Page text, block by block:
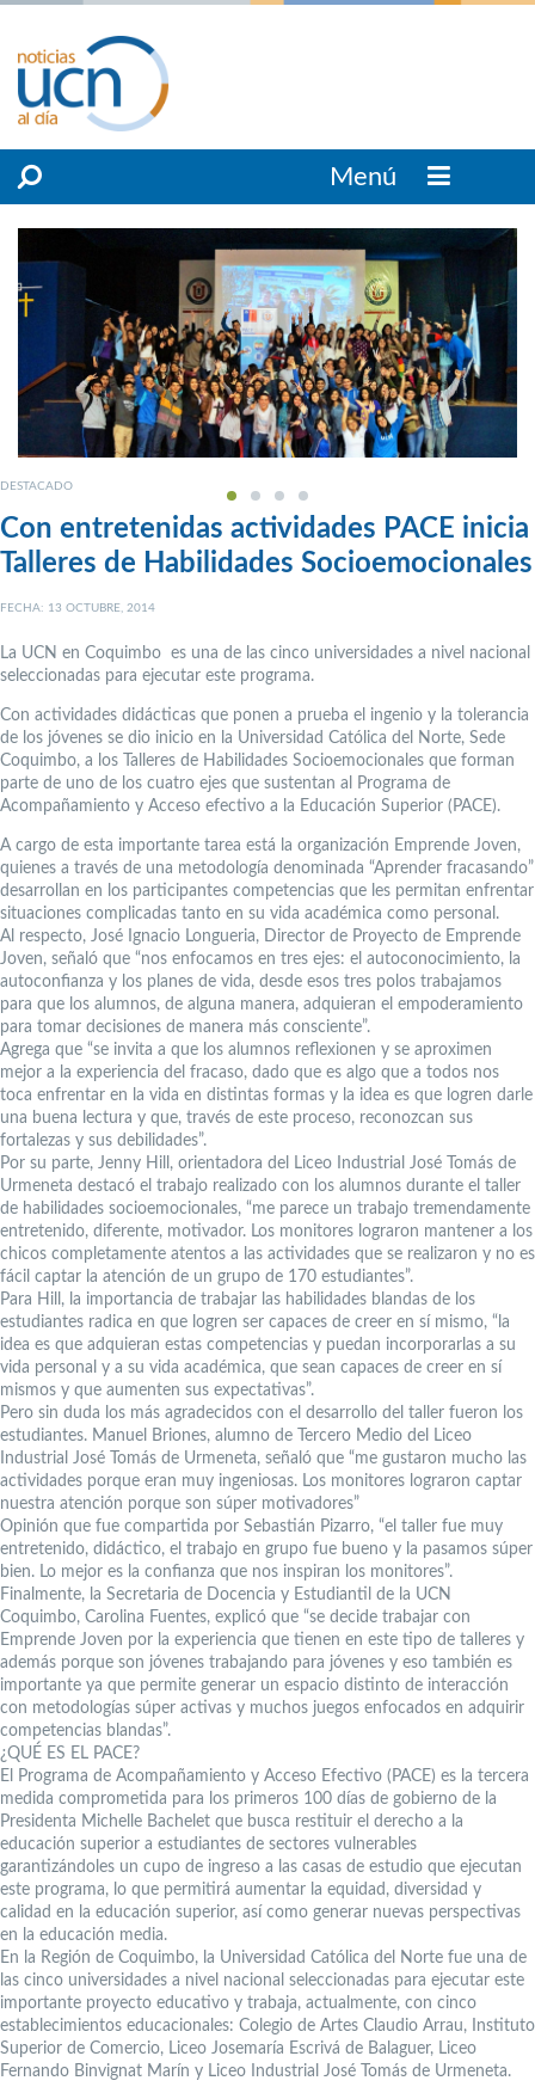
Menú
DESTACADO
Con entretenidas actividades PACE inicia
Talleres de Habilidades Socioemocionales
FECHA: 13 OCTUBRE, 2014
La UCN en Coquimbo es una de las cinco universidades a nivel nacional
seleccionadas para ejecutar este programa.
Con actividades didácticas que ponen a prueba el ingenio y la tolerancia
de los jóvenes se dio inicio en la Universidad Católica del Norte, Sede
Coquimbo, a los Talleres de Habilidades Socioemocionales que forman
parte de uno de los cuatro ejes que sustentan al Programa de
Acompañamiento y Acceso efectivo a la Educación Superior (PACE).
A cargo de esta importante tarea está la organización Emprende Joven,
quienes a través de una metodología denominada “Aprender fracasando”
desarrollan en los participantes competencias que les permitan enfrentar
situaciones complicadas tanto en su vida académica como personal.
Al respecto, José Ignacio Longueria, Director de Proyecto de Emprende
Joven, señaló que “nos enfocamos en tres ejes: el autoconocimiento, la
autoconfianza y los planes de vida, desde esos tres polos trabajamos
para que los alumnos, de alguna manera, adquieran el empoderamiento
para tomar decisiones de manera más consciente”.
Agrega que “se invita a que los alumnos reflexionen y se aproximen
mejor a la experiencia del fracaso, dado que es algo que a todos nos
toca enfrentar en la vida en distintas formas y la idea es que logren darle
una buena lectura y que, través de este proceso, reconozcan sus
fortalezas y sus debilidades”.
Por su parte, Jenny Hill, orientadora del Liceo Industrial José Tomás de
Urmeneta destacó el trabajo realizado con los alumnos durante el taller
de habilidades socioemocionales, “me parece un trabajo tremendamente
entretenido, diferente, motivador. Los monitores lograron mantener a los
chicos completamente atentos a las actividades que se realizaron y no es
fácil captar la atención de un grupo de 170 estudiantes”.
Para Hill, la importancia de trabajar las habilidades blandas de los
estudiantes radica en que logren ser capaces de creer en sí mismo, “la
idea es que adquieran estas competencias y puedan incorporarlas a su
vida personal y a su vida académica, que sean capaces de creer en sí
mismos y que aumenten sus expectativas”.
Pero sin duda los más agradecidos con el desarrollo del taller fueron los
estudiantes. Manuel Briones, alumno de Tercero Medio del Liceo
Industrial José Tomás de Urmeneta, señaló que “me gustaron mucho las
actividades porque eran muy ingeniosas. Los monitores lograron captar
nuestra atención porque son súper motivadores”
Opinión que fue compartida por Sebastián Pizarro, “el taller fue muy
entretenido, didáctico, el trabajo en grupo fue bueno y la pasamos súper
bien. Lo mejor es la confianza que nos inspiran los monitores”.
Finalmente, la Secretaria de Docencia y Estudiantil de la UCN
Coquimbo, Carolina Fuentes, explicó que “se decide trabajar con
Emprende Joven por la experiencia que tienen en este tipo de talleres y
además porque son jóvenes trabajando para jóvenes y eso también es
importante ya que permite generar un espacio distinto de interacción
con metodologías súper activas y muchos juegos enfocados en adquirir
competencias blandas”.
¿QUÉ ES EL PACE?
El Programa de Acompañamiento y Acceso Efectivo (PACE) es la tercera
medida comprometida para los primeros 100 días de gobierno de la
Presidenta Michelle Bachelet que busca restituir el derecho a la
educación superior a estudiantes de sectores vulnerables
garantizándoles un cupo de ingreso a las casas de estudio que ejecutan
este programa, lo que permitirá aumentar la equidad, diversidad y
calidad en la educación superior, así como generar nuevas perspectivas
en la educación media.
En la Región de Coquimbo, la Universidad Católica del Norte fue una de
las cinco universidades a nivel nacional seleccionadas para ejecutar este
importante proyecto educativo y trabaja, actualmente, con cinco
establecimientos educacionales: Colegio de Artes Claudio Arrau, Instituto
Superior de Comercio, Liceo Josemaría Escrivá de Balaguer, Liceo
Fernando Binvignat Marín y Liceo Industrial José Tomás de Urmeneta.